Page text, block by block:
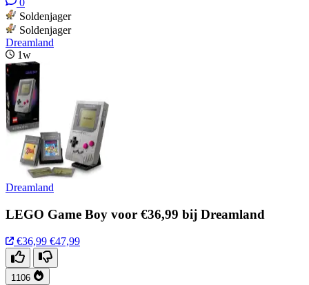
0
Soldenjager
Soldenjager
Dreamland
1w
Dreamland
LEGO Game Boy voor €36,99 bij Dreamland
€36,99 €47,99
1106